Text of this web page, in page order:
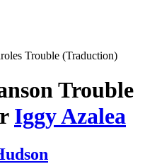
Trouble (Traduction)
Trouble
Iggy Azalea